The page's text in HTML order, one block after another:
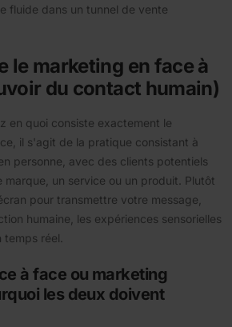
fluide dans un tunnel de vente
le marketing en face à
du contact humain)
en quoi consiste exactement le
il s'agit de la pratique consistant à
personne, avec des clients potentiels
marque, un service ou un produit. Plutôt
pour transmettre votre message,
humaine, les expériences sensorielles
réel.
à face ou marketing
les deux doivent